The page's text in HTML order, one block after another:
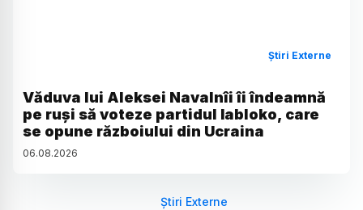
Știri Externe
Văduva lui Aleksei Navalnîi îi îndeamnă
pe ruși să voteze partidul Iabloko, care
se opune războiului din Ucraina
06.08.2026
Știri Externe